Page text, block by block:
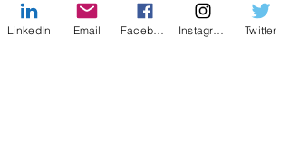
LinkedIn Email Twitter